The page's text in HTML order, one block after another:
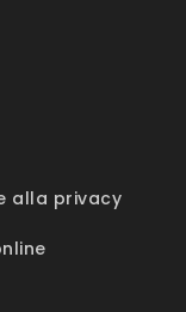
alla privacy